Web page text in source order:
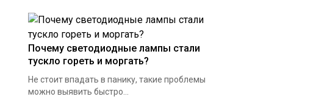
Почему светодиодные лампы стали
тускло гореть и моргать?
Не стоит впадать в панику, такие проблемы
можно выявить быстро...